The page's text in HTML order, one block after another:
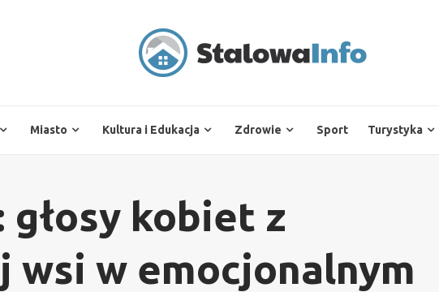
Miasto Kultura i Edukacja Zdrowie Sport Turystyka
kobiet z
wsi w emocjonalnym